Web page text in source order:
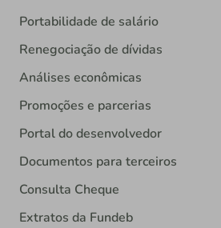
Portabilidade de salário
Renegociação de dívidas
Análises econômicas
Promoções e parcerias
Portal do desenvolvedor
Documentos para terceiros
Consulta Cheque
Extratos da Fundeb